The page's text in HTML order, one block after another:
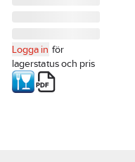
Logga in för
lagerstatus och pris